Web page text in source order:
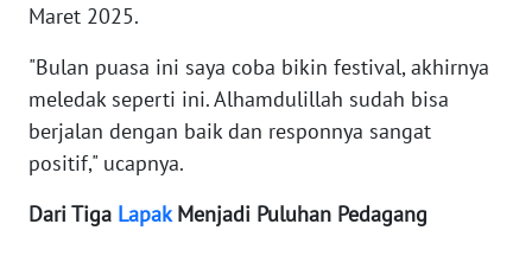
Maret 2025.
"Bulan puasa ini saya coba bikin festival, akhirnya
meledak seperti ini. Alhamdulillah sudah bisa
berjalan dengan baik dan responnya sangat
positif," ucapnya.
Dari Tiga LapakMenjadi Puluhan Pedagang
WN
SULBAR
WN
BABEL